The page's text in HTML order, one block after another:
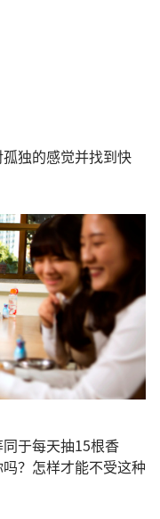
独的感觉并找到快
于每天抽15根香
？怎样才能不受这种